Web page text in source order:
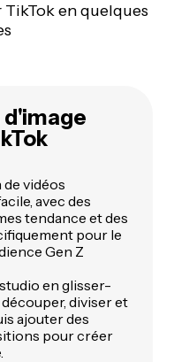
en quelques
vidéos
avec des
tendance et des
pour le
Gen Z
en glisser-
diviser et
ajouter des
pour créer